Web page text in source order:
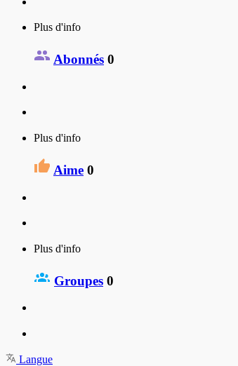
Plus d'info
Abonnés 0
Plus d'info
Aime 0
Plus d'info
Groupes 0
Langue